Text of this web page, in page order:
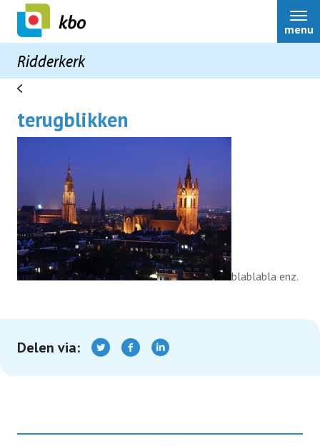
Ridderkerk
menu
Ridderkerk
Bestuur
Nieuws
Activiteiten
Over ons
terugblikken
blablabla enz.
Delen via: